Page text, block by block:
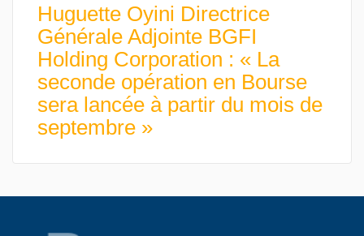
Huguette Oyini Directrice
Générale Adjointe BGFI
Holding Corporation : « La
seconde opération en Bourse
sera lancée à partir du mois de
septembre »